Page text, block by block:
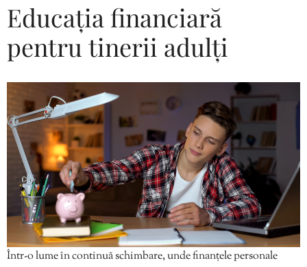
Educația financiară
pentru tinerii adulți
Într-o lume în continuă schimbare, unde finanțele personale